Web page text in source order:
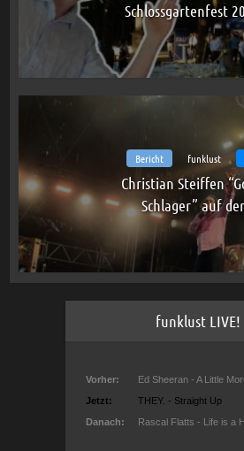
Schlossgartenfest
Bericht funklust
Christian Steiffen
Schlager” auf
funklust LIVE!